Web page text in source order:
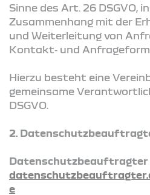
Sinne des Art. 26 DSGVO,
Zusammenhang mit der
und Weiterleitung von
Kontakt‑ und
Hierzu besteht eine
gemeinsame
DSGVO.
2.
Datenschutzbeauftragter
e